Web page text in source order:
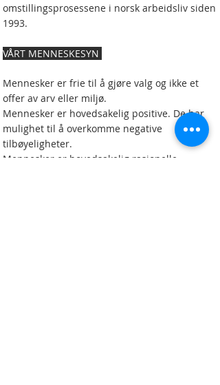
omstillingsprosessene i norsk arbeidsliv siden
1993.
VÅRT MENNESKESYN
Mennesker er frie til å gjøre valg og ikke et
offer av arv eller miljø.
Mennesker er hovedsakelig positive. De har
mulighet til å overkomme negative
tilbøyeligheter.
Mennesker er hovedsakelig rasjonelle.